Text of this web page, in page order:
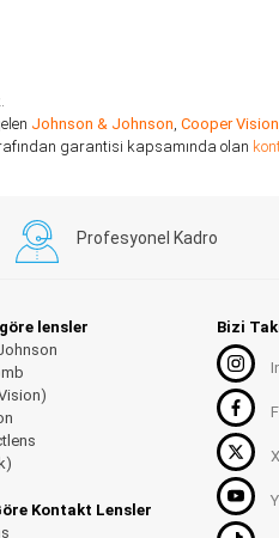
Johnson & Johnson, Cooper Vision
garantisi kapsamında olan
Profesyonel Kadro
lensler
Kontakt Lensler
Bizi
X